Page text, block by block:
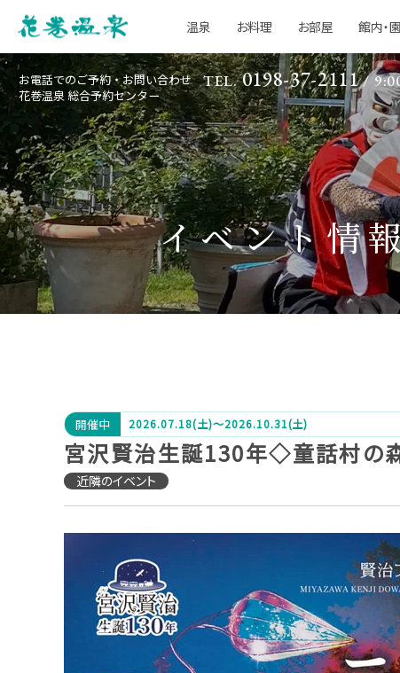
温泉 お料理 お部屋 館内・
お電話でのご予約・お問い合わせ
花巻温泉 総合予約センター
TEL.0198-37-2111/
イベント情
開催中 2026.07.18(土)～2026.10.31(土)
宮沢賢治生誕130年◇童話村の
近隣のイベント